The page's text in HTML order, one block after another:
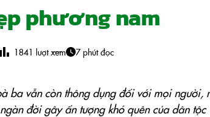
phương nam
1841 lượt xem 7 phút đọc
ba vẫn còn thông dụng đối với mọi người,
đời gây ấn tượng khó quên của dân